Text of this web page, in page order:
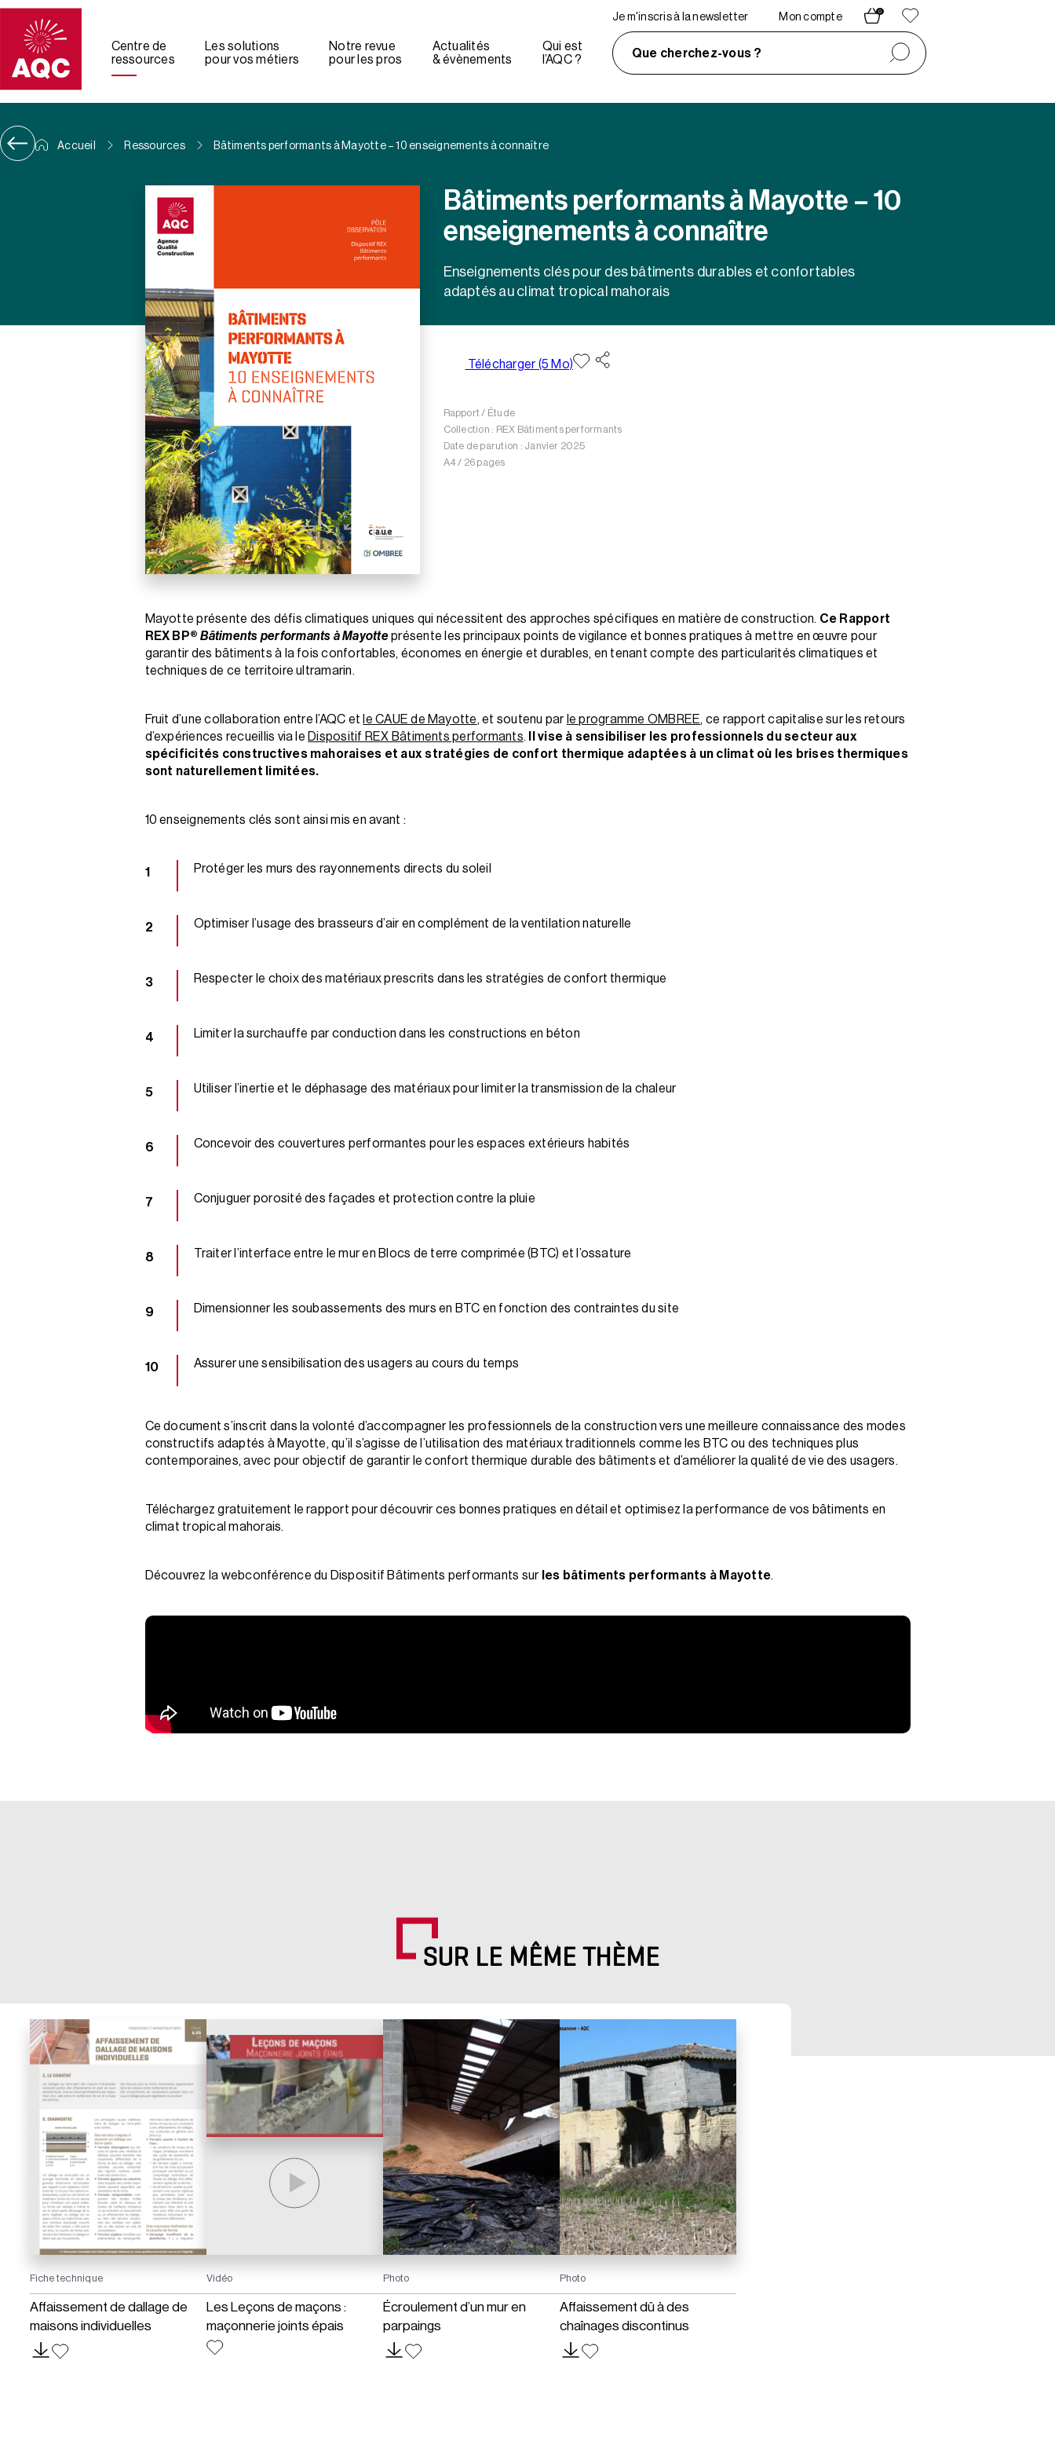
Panneau de gestion des cookies
Centre de
ressources
Les solutions
pour vos métiers
Notre revue
pour les pros
Actualités
& évènements
Qui est
l’AQC ?
Je m'inscris à la newsletter Mon compte
0
Que cherchez-vous ?
Accueil Ressources Bâtiments performants à Mayotte – 10 enseignements à connaître
Bâtiments performants à Mayotte – 10
enseignements à connaître
Enseignements clés pour des bâtiments durables et confortables
adaptés au climat tropical mahorais
Télécharger (5 Mo)
Rapport / Étude
Collection : REX Bâtiments performants
Date de parution : Janvier 2025
A4 / 26 pages
Mayotte présente des défis climatiques uniques qui nécessitent des approches spécifiques en matière de construction. Ce Rapport
REX BP®Bâtiments performants à Mayotteprésente les principaux points de vigilance et bonnes pratiques à mettre en œuvre pour
garantir des bâtiments à la fois confortables, économes en énergie et durables, en tenant compte des particularités climatiques et
techniques de ce territoire ultramarin.
Fruit d’une collaboration entre l’AQC et le CAUE de Mayotte, et soutenu par le programme OMBREE, ce rapport capitalise sur les retours
d’expériences recueillis via le Dispositif REX Bâtiments performants.
Il vise à sensibiliser les professionnels du secteur aux
spécificités constructives mahoraises et aux stratégies de confort thermique adaptées à un climat où les brises thermiques
sont naturellement limitées.
10 enseignements clés sont ainsi mis en avant :
Protéger les murs des rayonnements directs du soleil
Optimiser l’usage des brasseurs d’air en complément de la ventilation naturelle
Respecter le choix des matériaux prescrits dans les stratégies de confort thermique
Limiter la surchauffe par conduction dans les constructions en béton
Utiliser l’inertie et le déphasage des matériaux pour limiter la transmission de la chaleur
Concevoir des couvertures performantes pour les espaces extérieurs habités
Conjuguer porosité des façades et protection contre la pluie
Traiter l’interface entre le mur en Blocs de terre comprimée (BTC) et l’ossature
Dimensionner les soubassements des murs en BTC en fonction des contraintes du site
Assurer une sensibilisation des usagers au cours du temps
Ce document s’inscrit dans la volonté d’accompagner les professionnels de la construction vers une meilleure connaissance des modes
constructifs adaptés à Mayotte, qu’il s’agisse de l’utilisation des matériaux traditionnels comme les BTC ou des techniques plus
contemporaines, avec pour objectif de garantir le confort thermique durable des bâtiments et d’améliorer la qualité de vie des usagers.
Téléchargez gratuitement le rapport pour découvrir ces bonnes pratiques en détail et optimisez la performance de vos bâtiments en
climat tropical mahorais.
Découvrez la webconférence du Dispositif Bâtiments performants sur les bâtiments performants à Mayotte.
SUR LE MÊME THÈME
Fiche technique
Affaissement de dallage de
maisons individuelles
Vidéo
Les Leçons de maçons :
maçonnerie joints épais
Photo
Écroulement d’un mur en
parpaings
Photo
Affaissement dû à des
chaînages discontinus